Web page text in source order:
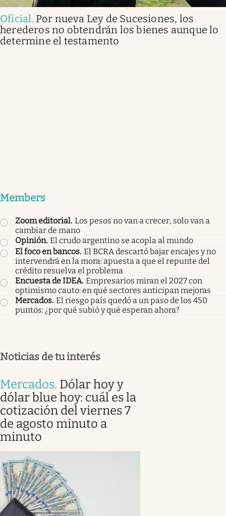
Oficial. Por nueva Ley de Sucesiones, los
herederos no obtendrán los bienes aunque lo
determine el testamento
Members
Zoom editorial. Los pesos no van a crecer, solo van a
cambiar de mano
Opinión. El crudo argentino se acopla al mundo
El foco en bancos. El BCRA descartó bajar encajes y no
intervendrá en la mora: apuesta a que el repunte del
crédito resuelva el problema
Encuesta de IDEA. Empresarios miran el 2027 con
optimismo cauto: en qué sectores anticipan mejoras
Mercados. El riesgo país quedó a un paso de los 450
puntos: ¿por qué subió y qué esperan ahora?
Noticias de tu interés
Mercados. Dólar hoy y
dólar blue hoy: cuál es la
cotización del viernes 7
de agosto minuto a
minuto